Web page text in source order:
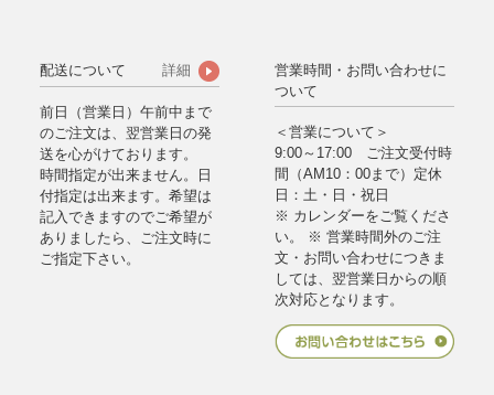
配送について 詳細
前日（営業日）午前中まで
のご注文は、翌営業日の発
送を心がけております。
時間指定が出来ません。日
付指定は出来ます。希望は
記入できますのでご希望が
ありましたら、ご注文時に
ご指定下さい。
営業時間・お問い合わせに
ついて
＜営業について＞
9:00～17:00 ご注文受付時
間（AM10：00まで）定休
日：土・日・祝日
※ カレンダーをご覧くださ
い。 ※ 営業時間外のご注
文・お問い合わせにつきま
しては、翌営業日からの順
次対応となります。